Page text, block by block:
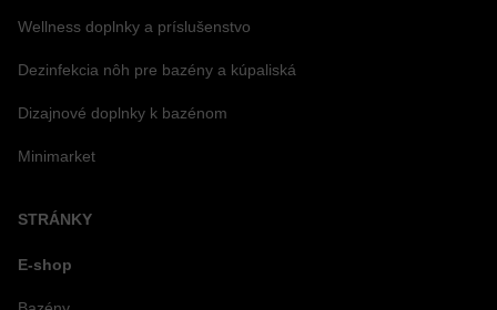
Wellness doplnky a príslušenstvo
Dezinfekcia nôh pre bazény a kúpaliská
Dizajnové doplnky k bazénom
Minimarket
STRÁNKY
E-shop